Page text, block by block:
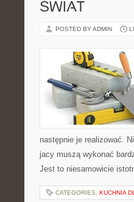
ŚWIAT
POSTED BY ADMIN
następnie je realizować.
jacy muszą wykonać
Jest to niesamowicie
CATEGORIES: KUCHNIA